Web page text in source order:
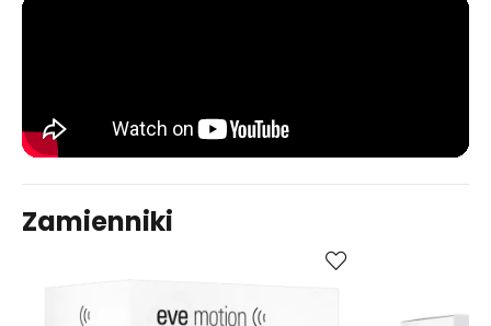
Zamienniki
Kup